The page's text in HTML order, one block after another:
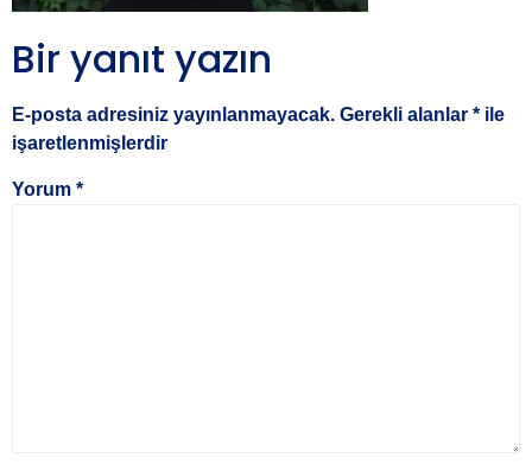
Bir yanıt yazın
E-posta adresiniz yayınlanmayacak. Gerekli alanlar * ile
işaretlenmişlerdir
Yorum *